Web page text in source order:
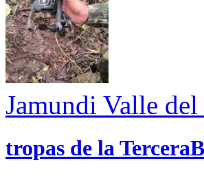
Jamundi Valle del
tropas de la